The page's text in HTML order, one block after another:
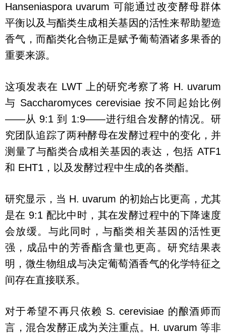
Hanseniaspora uvarum 可能通过改变酵母群体
平衡以及与酯类生成相关基因的活性来帮助塑造
香气，而酯类化合物正是赋予葡萄酒诸多果香的
重要来源。
这项发表在 LWT 上的研究考察了将 H. uvarum
与 Saccharomyces cerevisiae 按不同起始比例
——从 9:1 到 1:9——进行组合发酵的情况。研
究团队追踪了两种酵母在发酵过程中的变化，并
测量了与酯类合成相关基因的表达，包括 ATF1
和 EHT1，以及发酵过程中生成的各类酯。
研究显示，当 H. uvarum 的初始占比更高，尤其
是在 9:1 配比中时，其在发酵过程中的下降速度
会放缓。与此同时，与酯类相关基因的活性更
强，成品中的芳香酯含量也更高。研究结果表
明，微生物组成与决定葡萄酒香气的化学特征之
间存在直接联系。
对于希望不再只依赖 S. cerevisiae 的酿酒师而
言，混合发酵正成为关注重点。H. uvarum 等非